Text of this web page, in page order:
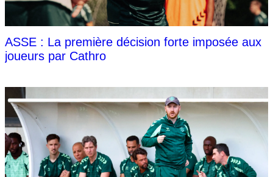
ASSE : La première décision forte imposée aux
joueurs par Cathro